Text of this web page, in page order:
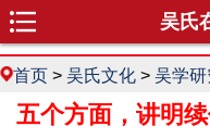
吴氏
首页 > 吴氏文化 > 吴学研
五个方面，讲明